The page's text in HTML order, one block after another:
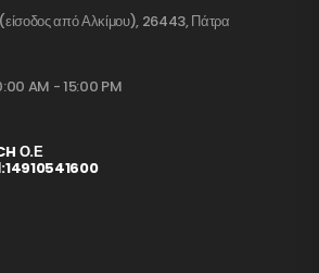
από Αλκίμου), 26443, Πάτρα
AM - 15:00 PM
Ο.Ε